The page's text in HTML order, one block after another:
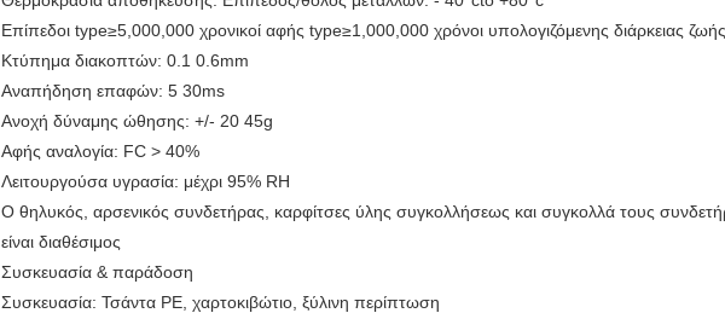
Επίπεδοι type≥5,000,000 χρονικοί αφής type≥1,000,000 χρόνοι υπολογιζόμενης διάρκειας ζωής
Κτύπημα διακοπτών: 0.1 0.6mm
Αναπήδηση επαφών: 5 30ms
Ανοχή δύναμης ώθησης: +/- 20 45g
Αφής αναλογία: FC > 40%
Λειτουργούσα υγρασία: μέχρι 95% RH
Ο θηλυκός, αρσενικός συνδετήρας, καρφίτσες ύλης συγκολλήσεως και συγκολλά τους
είναι διαθέσιμος
Συσκευασία & παράδοση
Συσκευασία: Τσάντα PE, χαρτοκιβώτιο, ξύλινη περίπτωση